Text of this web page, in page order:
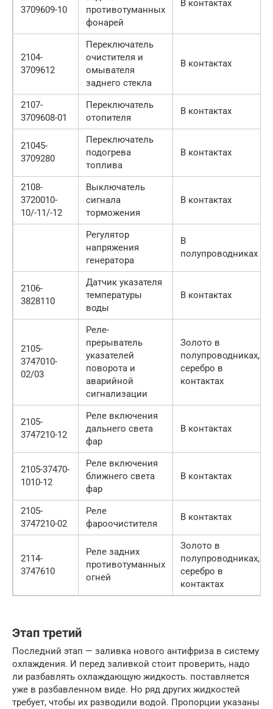
3709609-10
противотуманных
фонарей
В контактах
2104-
3709612
Переключатель
очистителя и
омывателя
заднего стекла
В контактах
2107-
3709608-01
Переключатель
отопителя
В контактах
21045-
3709280
Переключатель
подогрева
топлива
В контактах
2108-
3720010-
10/-11/-12
Выключатель
сигнала
торможения
В контактах
Регулятор
напряжения
генератора
В
полупроводниках
2106-
3828110
Датчик указателя
температуры
воды
В контактах
2105-
3747010-
02/03
Реле-
прерыватель
указателей
поворота и
аварийной
сигнализации
Золото в
полупроводниках,
серебро в
контактах
2105-
3747210-12
Реле включения
дальнего света
фар
В контактах
2105-37470-
1010-12
Реле включения
ближнего света
фар
В контактах
2105-
3747210-02
Реле
фароочистителя
В контактах
2114-
3747610
Реле задних
противотуманных
огней
Золото в
полупроводниках,
серебро в
контактах
Этап третий
Последний этап — заливка нового антифриза в систему
охлаждения. И перед заливкой стоит проверить, надо
ли разбавлять охлаждающую жидкость. поставляется
уже в разбавленном виде. Но ряд других жидкостей
требует, чтобы их разводили водой. Пропорции указаны